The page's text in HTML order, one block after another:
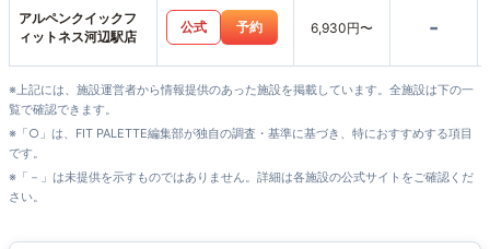
アルペンクイックフ
ィットネス河辺駅店
公式 予約 6,930円〜 -
※上記には、施設運営者から情報提供のあった施設を掲載しています。全施設は下の一
覧で確認できます。
※「○」は、FIT PALETTE編集部が独自の調査・基準に基づき、特におすすめする項目
です。
※「－」は未提供を示すものではありません。詳細は各施設の公式サイトをご確認くだ
さい。